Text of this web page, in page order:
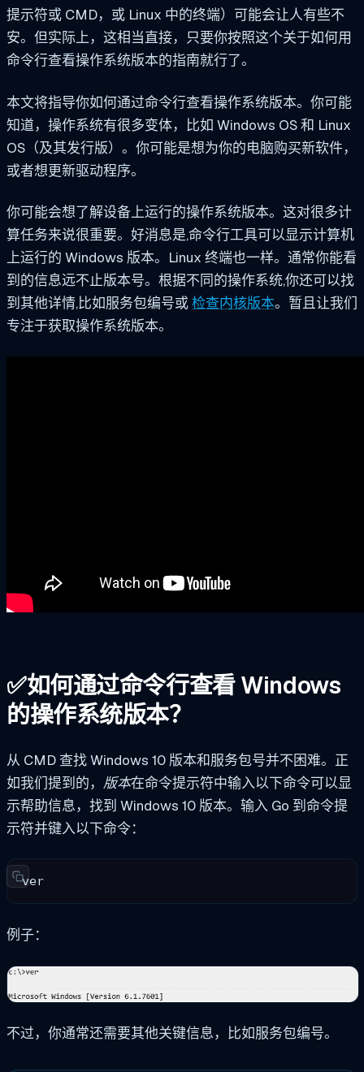
提示符或 CMD，或 Linux 中的终端）可能会让人有些不
安。但实际上，这相当直接，只要你按照这个关于如何用
命令行查看操作系统版本的指南就行了。
本文将指导你如何通过命令行查看操作系统版本。你可能
知道，操作系统有很多变体，比如 Windows OS 和 Linux
OS（及其发行版）。你可能是想为你的电脑购买新软件，
或者想更新驱动程序。
你可能会想了解设备上运行的操作系统版本。这对很多计
算任务来说很重要。好消息是,命令行工具可以显示计算机
上运行的 Windows 版本。Linux 终端也一样。通常你能看
到的信息远不止版本号。根据不同的操作系统,你还可以找
到其他详情,比如服务包编号或检查内核版本。暂且让我们
专注于获取操作系统版本。
✅如何通过命令行查看 Windows
的操作系统版本？
从 CMD 查找 Windows 10 版本和服务包号并不困难。正
如我们提到的， 版本在命令提示符中输入以下命令可以显
示帮助信息，找到 Windows 10 版本。输入 Go 到命令提
示符并键入以下命令：
ver
例子：
不过，你通常还需要其他关键信息，比如服务包编号。